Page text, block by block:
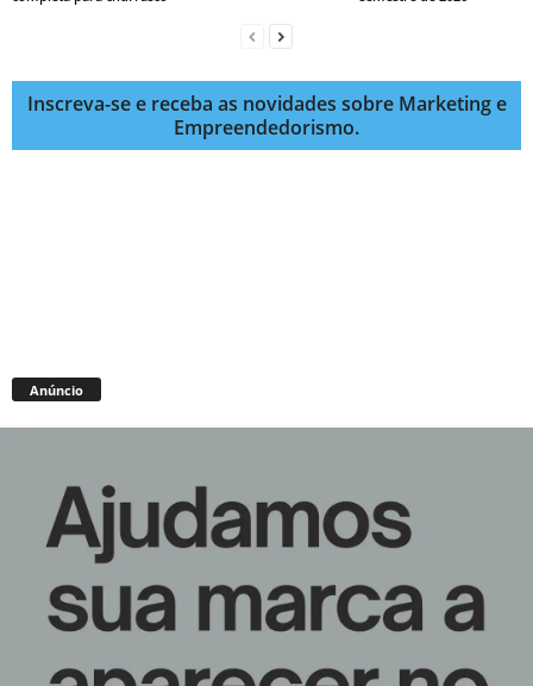
Inscreva-se e receba as novidades sobre Marketing e
Empreendedorismo.
Anúncio